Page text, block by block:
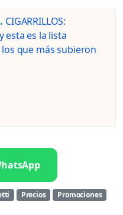
CIGARRILLOS:
esta es la lista
que más subieron
Precios Promociones